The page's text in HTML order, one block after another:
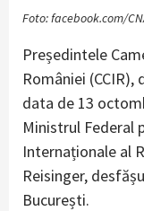
Foto: facebook.com/
Președintele
României
data de 13
Ministrul Federal
Internaționale al
Reisinger,
București.